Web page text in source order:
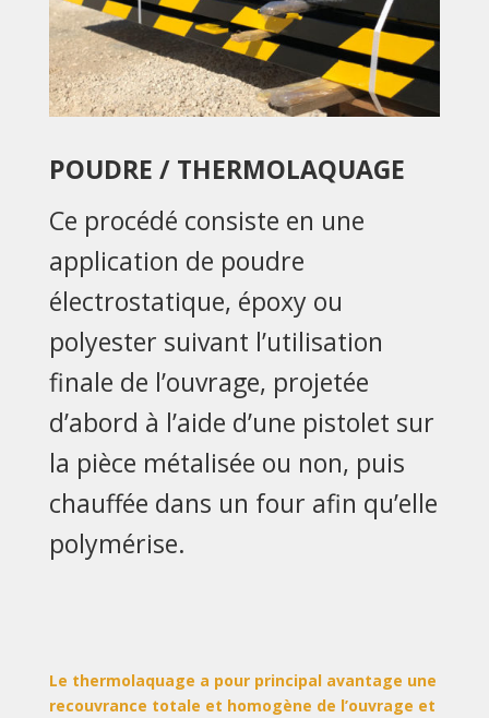
POUDRE / THERMOLAQUAGE
Ce procédé consiste en une
application de poudre
électrostatique, époxy ou
polyester suivant l’utilisation
finale de l’ouvrage, projetée
d’abord à l’aide d’une pistolet sur
la pièce métalisée ou non, puis
chauffée dans un four afin qu’elle
polymérise.
Le thermolaquage a pour principal avantage une
recouvrance totale et homogène de l’ouvrage et